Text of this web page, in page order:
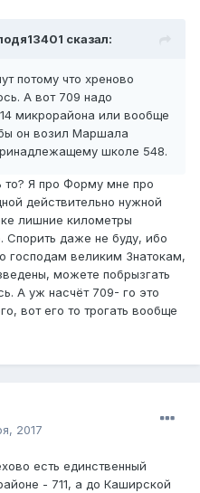
сказал:
потому что хреново
А вот 709 надо
микрорайона или вообще
он возил Маршала
школе 548.
то? Я про Форму мне про
действительно нужной
лишние километры
Спорить даже не буду, ибо
господам великим Знатокам,
можете побрызгать
А уж насчёт 709- го это
вот его то трогать вообще
2017
есть единственный
- 711, а до Каширской